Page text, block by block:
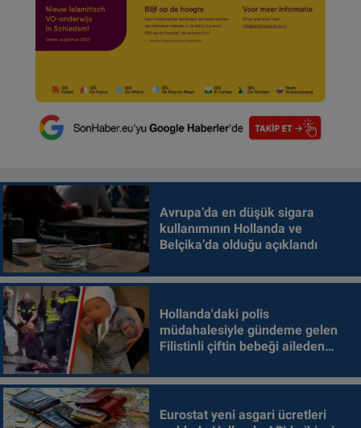
Avrupa’da en düşük sigara
kullanımının Hollanda ve
Belçika’da olduğu açıklandı
Hollanda'daki polis
müdahalesiyle gündeme gelen
Filistinli çiftin bebeği aileden
Eurostat yeni asgari ücretleri